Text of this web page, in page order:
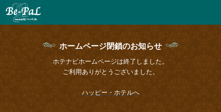
ホームページ閉鎖のお知らせ
ホテナビホームページは終了しました。
ご利用ありがとうございました。
ハッピー・ホテルへ